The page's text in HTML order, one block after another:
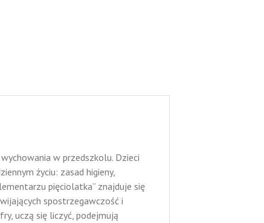
w przedszkolu. Dzieci
życiu: zasad higieny,
pięciolatka” znajduje się
spostrzegawczość i
uczą się liczyć, podejmują